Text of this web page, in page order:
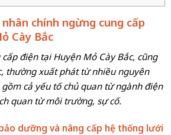
chính ngừng cung cấp
Cày Bắc
điện tại Huyện Mỏ Cày Bắc, cũng
thường xuất phát từ nhiều nguyên
cả yếu tố chủ quan từ ngành điện
quan từ môi trường, sự cố.
dưỡng và nâng cấp hệ thống lưới